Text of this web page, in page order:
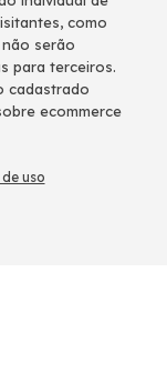
como
serão
para terceiros.
cadastrado
ecommerce
uso